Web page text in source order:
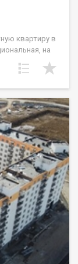
квартиру в
на
жилое, на полу
сада,
в удобное
брокера.